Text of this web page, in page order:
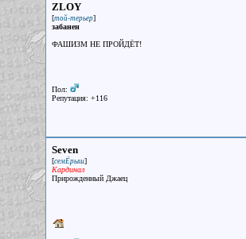
ZLOY
[той-терьер]
забанен
ФАШИЗМ НЕ ПРОЙДЁТ!
Пол:
Репутация: +116
Seven
[семЁрыш]
Кардинал
Прирожденный Джаец